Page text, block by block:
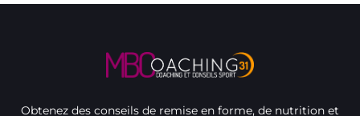
Obtenez des conseils de remise en forme, de nutrition et